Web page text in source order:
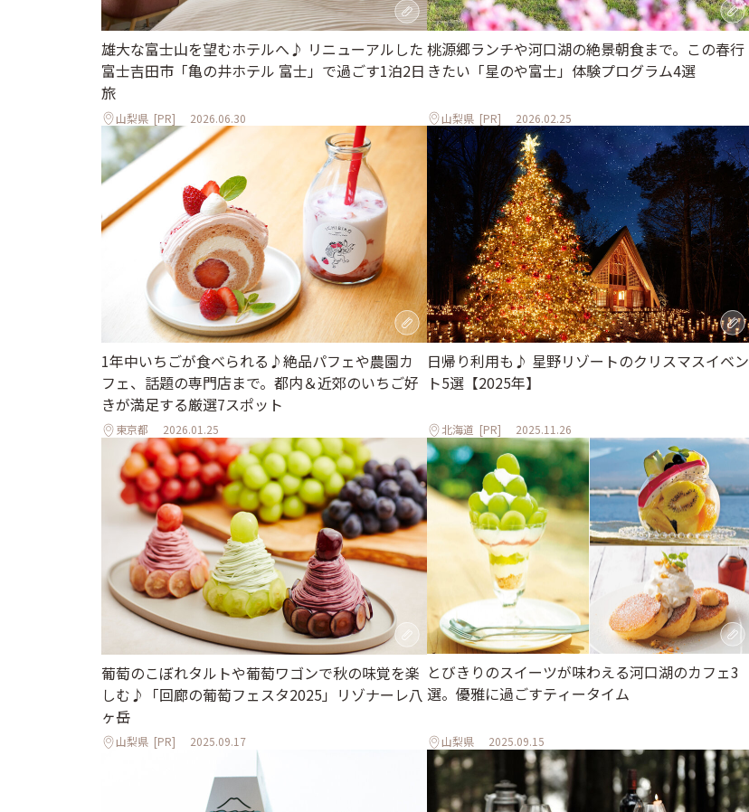
雄大な富士山を望むホテルへ♪ リニューアルした
富士吉田市「亀の井ホテル 富士」で過ごす1泊2日
旅
山梨県 [PR] 2026.06.30
桃源郷ランチや河口湖の絶景朝食まで。この春行
きたい「星のや富士」体験プログラム4選
山梨県 [PR] 2026.02.25
1年中いちごが食べられる♪絶品パフェや農園カ
フェ、話題の専門店まで。都内＆近郊のいちご好
きが満足する厳選7スポット
東京都 2026.01.25
日帰り利用も♪ 星野リゾートのクリスマスイベン
ト5選【2025年】
北海道 [PR] 2025.11.26
葡萄のこぼれタルトや葡萄ワゴンで秋の味覚を楽
しむ♪「回廊の葡萄フェスタ2025」リゾナーレ八
ヶ岳
山梨県 [PR] 2025.09.17
とびきりのスイーツが味わえる河口湖のカフェ3
選。優雅に過ごすティータイム
山梨県 2025.09.15